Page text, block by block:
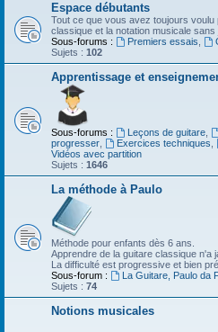
Espace débutants
Tout ce que vous avez toujours
classique et la notation musicale
Sous-forums :
Premiers essais
Sujets : 102
Apprentissage et
Sous-forums : Leçons de guitare,
progresser
Exercices techniques
Vidéos avec partition
Sujets : 1646
La méthode à Paulo
Méthode pour enfants dès 6 ans.
Apprendre de la guitare classique n'a
La difficulté est progressive et bien
Sous-forum :
La Guitare, Paulo da
Sujets : 74
Notions musicales